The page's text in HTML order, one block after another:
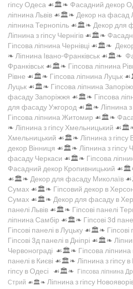
гіпсу Одеса ☙🏛️❧ Фасадний декор
ліпнина Львів ☙🏛️❧ Декор на фасад
ліпнина Тернопіль ☙🏛️❧ Декор для
Ліпнина з гіпсу Чернігів ☙🏛️❧
Гіпсова ліпнина Чернівці ☙🏛️❧
❧ Ліпнина Івано-Франківськ ☙🏛️❧
Франківськ ☙🏛️❧ Гіпсова ліпнина
Рівне ☙🏛️❧ Гіпсова ліпнина Луцьк
Луцьк ☙🏛️❧ Гіпсова ліпнина
фасаду Запоріжжя ☙🏛️❧ Гіпсова
для фасаду Ужгород ☙🏛️❧ Ліпнина
Гіпсова ліпнина Житомир ☙🏛️❧
❧ Ліпнина з гіпсу Хмельницький
Хмельницький ☙🏛️❧ Ліпнина з гіпсу
декор Вінниця ☙🏛️❧ Ліпнина з гіпсу
фасаду Черкаси ☙🏛️❧ Гіпсова
Фасадний декор Кропивницький
☙🏛️❧ Декор для фасаду Миколаїв
Сумах ☙🏛️❧ Гіпсовий декор в
Сумах ☙🏛️❧ Декор для фасаду в
панелі Львів ☙🏛️❧ Гіпсові панелі
ліпнина Самбір ☙🏛️❧ Гіпсові 3d
Гіпсові панелі в Луцьку ☙🏛️❧
Гіпсові 3д панелі в Дніпрі ☙🏛️❧
Червонограді ☙🏛️❧ Гіпсова
панелі в Києві ☙🏛️❧ Ліпнина з гіпсу
гіпсу в Одесі ☙🏛️❧ Гіпсова ліпнина
Стрий ☙🏛️❧ Ліпнина з гіпсу